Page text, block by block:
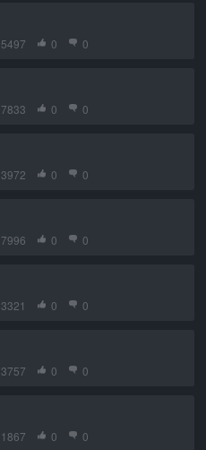
5497 0 0
7833 0 0
3972 0 0
7996 0 0
3321 0 0
3757 0 0
1867 0 0